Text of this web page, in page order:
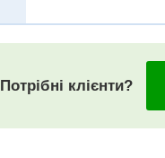
Потрібні клієнти?